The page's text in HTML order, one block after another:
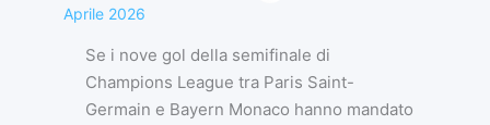
Aprile 2026
Se i nove gol della semifinale di
Champions League tra Paris Saint-
Germain e Bayern Monaco hanno mandato